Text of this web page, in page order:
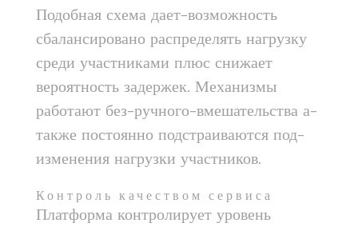
Подобная схема дает-возможность
сбалансировано распределять нагрузку
среди участниками плюс снижает
вероятность задержек. Механизмы
работают без-ручного-вмешательства а-
также постоянно подстраиваются под-
изменения нагрузки участников.
Контроль качеством сервиса
Платформа контролирует уровень